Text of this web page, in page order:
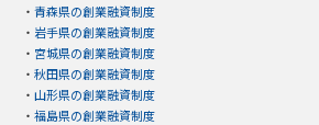
・ 青森県の創業融資制度
・ 岩手県の創業融資制度
・ 宮城県の創業融資制度
・ 秋田県の創業融資制度
・ 山形県の創業融資制度
・ 福島県の創業融資制度